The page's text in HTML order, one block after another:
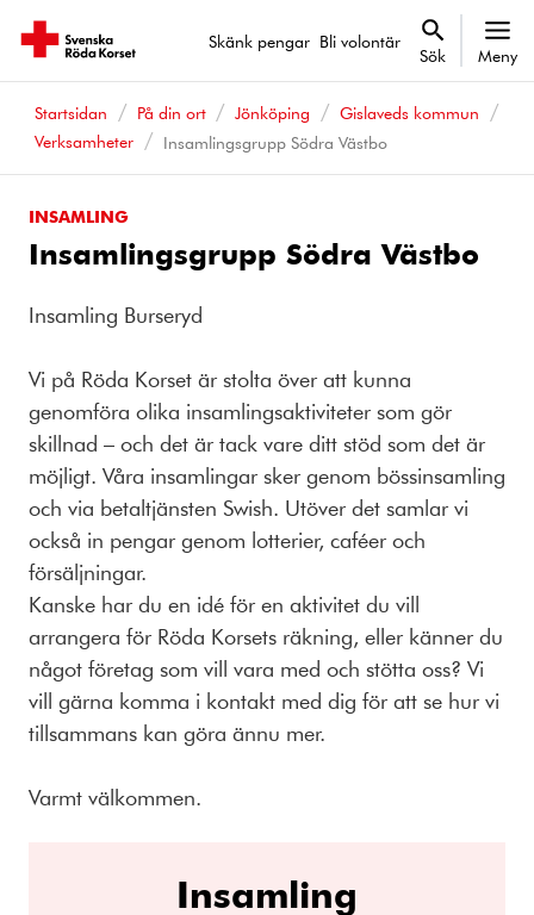
Skänk pengar Bli volontär
Sök Meny
Startsidan På din ort Jönköping
Gislaveds kommun
Verksamheter
Insamlingsgrupp Södra Västbo
INSAMLING
Insamlingsgrupp Södra Västbo
Insamling Burseryd
Vi på Röda Korset är stolta över att kunna
genomföra olika insamlingsaktiviteter som gör
skillnad – och det är tack vare ditt stöd som det är
möjligt. Våra insamlingar sker genom bössinsamling
och via betaltjänsten Swish. Utöver det samlar vi
också in pengar genom lotterier, caféer och
försäljningar.
Kanske har du en idé för en aktivitet du vill
arrangera för Röda Korsets räkning, eller känner du
något företag som vill vara med och stötta oss? Vi
vill gärna komma i kontakt med dig för att se hur vi
tillsammans kan göra ännu mer.
Varmt välkommen.
Insamling